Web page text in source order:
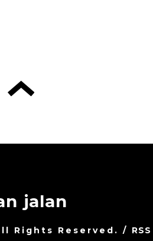
jalan
Rights Reserved. / RSS